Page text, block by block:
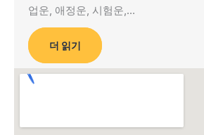
업운, 애정운, 시험운,…
더 읽기